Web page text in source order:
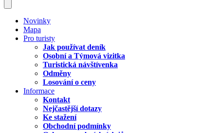
Novinky
Mapa
Pro turisty
Jak používat deník
Osobní a Týmová vizitka
Turistická návštívenka
Odměny
Losování o ceny
Informace
Kontakt
Nejčastější dotazy
Ke stažení
Obchodní podmínky